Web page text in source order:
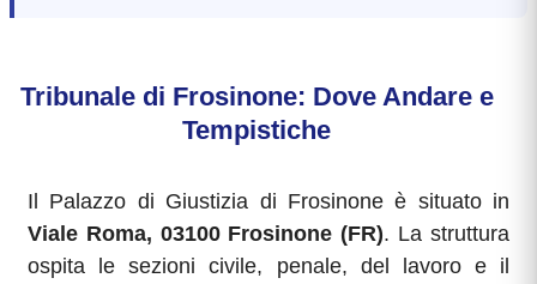
Tribunale di Frosinone: Dove Andare e
Tempistiche
Il Palazzo di Giustizia di Frosinone è situato in
Viale Roma, 03100 Frosinone (FR). La struttura
ospita le sezioni civile, penale, del lavoro e il